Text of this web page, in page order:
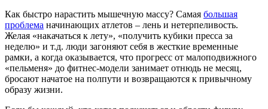
Как быстро нарастить мышечную массу? Самая большая
проблема начинающих атлетов – лень и нетерпеливость.
Желая «накачаться к лету», «получить кубики пресса за
неделю» и т.д. люди загоняют себя в жесткие временные
рамки, а когда оказывается, что прогресс от малоподвижного
«пельменя» до фитнес-модели занимает отнюдь не месяц,
бросают начатое на полпути и возвращаются к привычному
образу жизни.